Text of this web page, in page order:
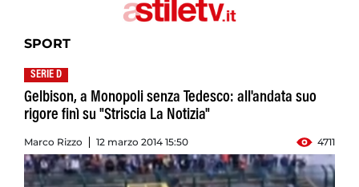
SPORT
SERIE D
Gelbison, a Monopoli senza Tedesco: all'andata suo
rigore finì su "Striscia La Notizia"
Marco Rizzo 12 marzo 2014 15:50 4711